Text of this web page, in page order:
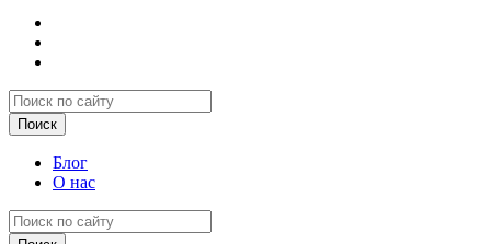
Блог
О нас